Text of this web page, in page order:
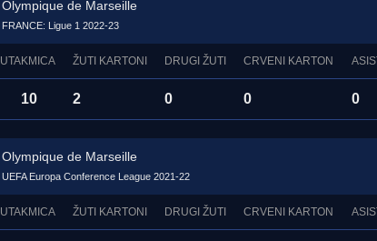
Olympique de Marseille
FRANCE: Ligue 1 2022-23
UTAKMICA ŽUTI KARTONI DRUGI ŽUTI CRVENI KARTON
10 2 0 0 0
Olympique de Marseille
UEFA Europa Conference League 2021-22
UTAKMICA ŽUTI KARTONI DRUGI ŽUTI CRVENI KARTON